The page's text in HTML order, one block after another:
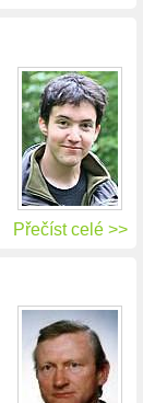
Přečíst celé >>